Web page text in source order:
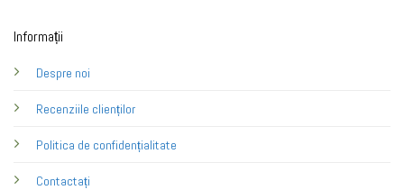
Informații
Despre noi
Recenziile clienților
Politica de confidențialitate
Contactați